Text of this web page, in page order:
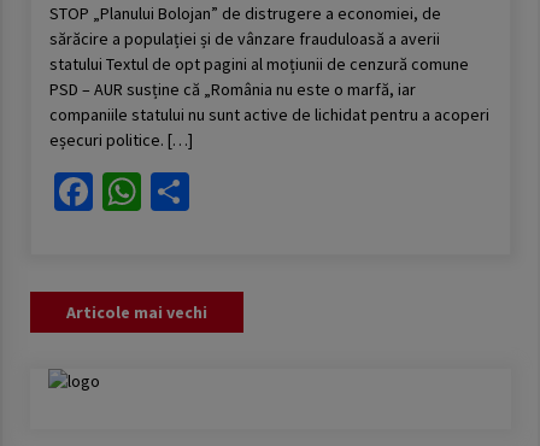
STOP „Planului Bolojan” de distrugere a economiei, de
sărăcire a populației și de vânzare frauduloasă a averii
statului Textul de opt pagini al moțiunii de cenzură comune
PSD – AUR susține că „România nu este o marfă, iar
companiile statului nu sunt active de lichidat pentru a acoperi
eșecuri politice. […]
Facebook
WhatsApp
Partajează
Navigare
articole
Articole mai vechi